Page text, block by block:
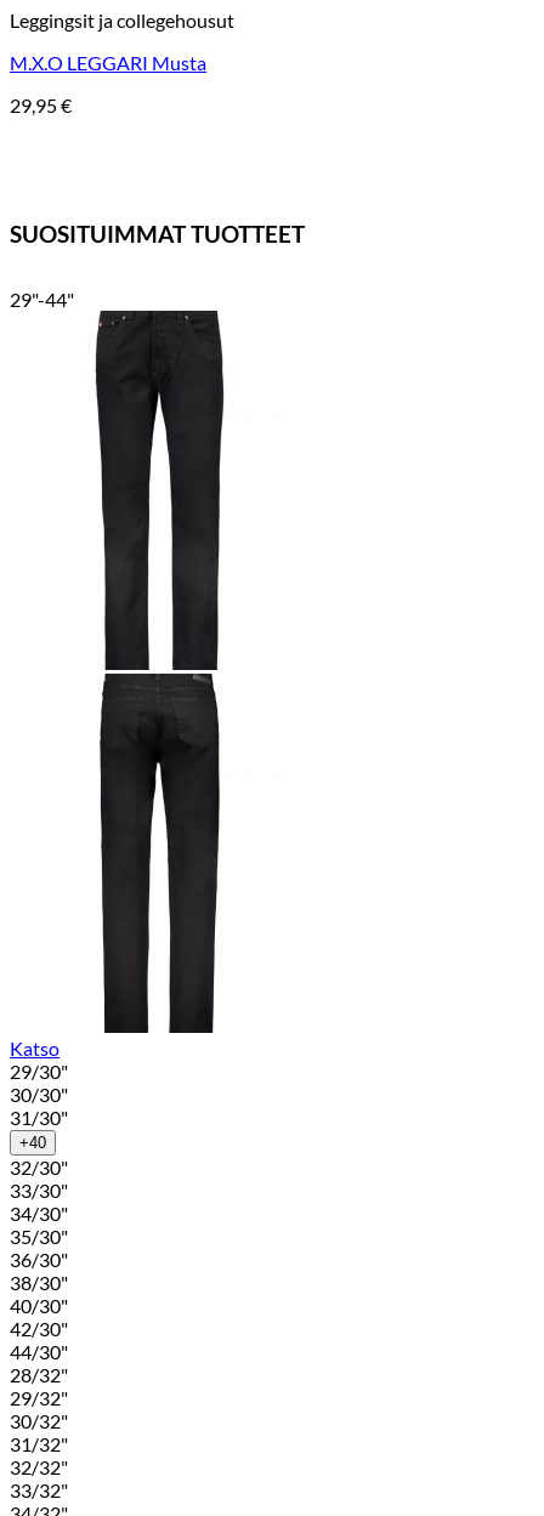
Leggingsit ja collegehousut
M.X.O LEGGARI Musta
29,95€
SUOSITUIMMAT TUOTTEET
29"-44"
Katso
29/30"
30/30"
31/30"
+40
32/30"
33/30"
34/30"
35/30"
36/30"
38/30"
40/30"
42/30"
44/30"
28/32"
29/32"
30/32"
31/32"
32/32"
33/32"